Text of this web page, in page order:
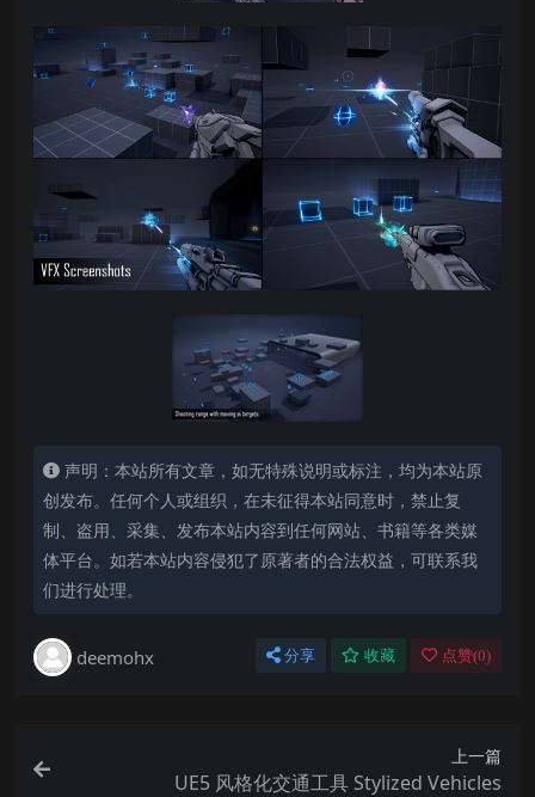
声明：本站所有文章，如无特殊说明或标注，均为本站原
创发布。任何个人或组织，在未征得本站同意时，禁止复
制、盗用、采集、发布本站内容到任何网站、书籍等各类媒
体平台。如若本站内容侵犯了原著者的合法权益，可联系我
们进行处理。
deemohx 分享 收藏 点赞(0)
上一篇
UE5 风格化交通工具 Stylized Vehicles